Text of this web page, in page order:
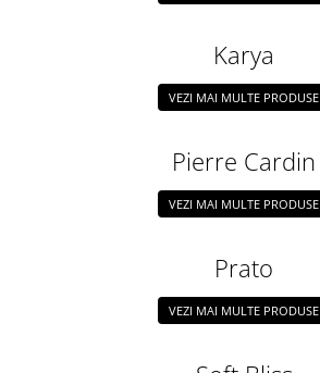
Karya
VEZI MAI MULTE PRODUSE
Pierre Cardin
VEZI MAI MULTE PRODUSE
Prato
VEZI MAI MULTE PRODUSE